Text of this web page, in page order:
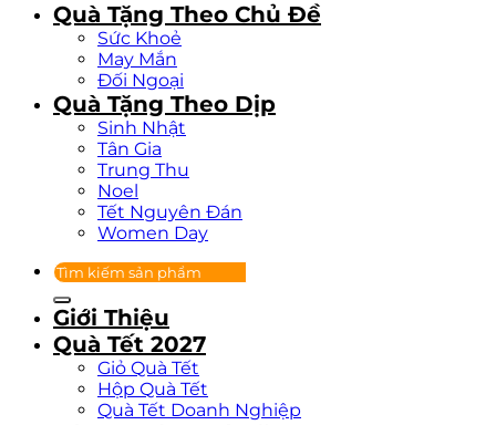
Quà Tặng Theo Chủ Đề
Sức Khoẻ
May Mắn
Đối Ngoại
Quà Tặng Theo Dịp
Sinh Nhật
Tân Gia
Trung Thu
Noel
Tết Nguyên Đán
Women Day
Tìm
kiếm:
Giới Thiệu
Quà Tết 2027
Giỏ Quà Tết
Hộp Quà Tết
Quà Tết Doanh Nghiệp